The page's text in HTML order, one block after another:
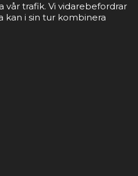
vår trafik. Vi vidarebefordrar
kan i sin tur kombinera